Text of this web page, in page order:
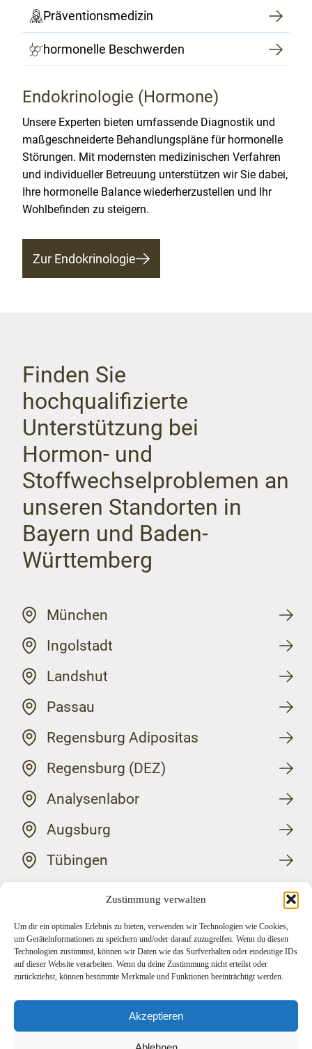
Zustimmung verwalten
Um dir ein optimales Erlebnis zu bieten, verwenden wir Technologien wie Cookies,
um Geräteinformationen zu speichern und/oder darauf zuzugreifen. Wenn du diesen
Technologien zustimmst, können wir Daten wie das Surfverhalten oder eindeutige IDs
auf dieser Website verarbeiten. Wenn du deine Zustimmung nicht erteilst oder
zurückziehst, können bestimmte Merkmale und Funktionen beeinträchtigt werden.
Akzeptieren
Präventionsmedizin
hormonelle Beschwerden
Endokrinologie (Hormone)
Unsere Experten bieten umfassende Diagnostik und
maßgeschneiderte Behandlungspläne für hormonelle
Störungen. Mit modernsten medizinischen Verfahren
und individueller Betreuung unterstützen wir Sie dabei,
Ihre hormonelle Balance wiederherzustellen und Ihr
Wohlbefinden zu steigern.
Zur Endokrinologie
Finden Sie
hochqualifizierte
Unterstützung bei
Hormon- und
Stoffwechselproblemen an
unseren Standorten in
Bayern und Baden-
Württemberg
München
Ingolstadt
Landshut
Passau
Regensburg Adipositas
Regensburg (DEZ)
Analysenlabor
Augsburg
Tübingen
Zentrum für Endokrinologie und Stoffwechsel